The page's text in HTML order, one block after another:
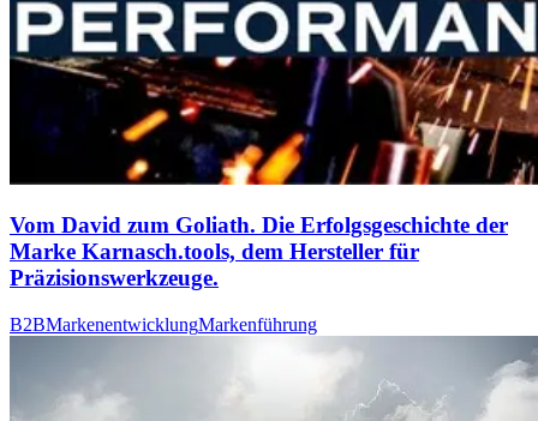
Vom David zum Goliath. Die Erfolgsgeschichte der
Marke Karnasch.tools, dem Hersteller für
Präzisionswerkzeuge.
B2BMarkenentwicklungMarkenführung